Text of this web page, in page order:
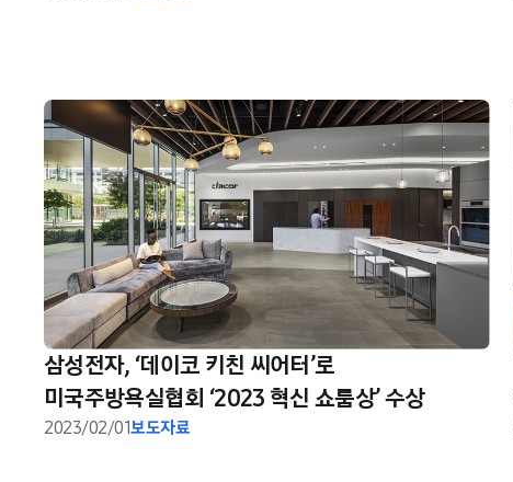
삼성전자, ‘데이코 키친 씨어터’로
미국주방욕실협회 ‘2023 혁신 쇼룸상’ 수상
2023/02/01보도자료